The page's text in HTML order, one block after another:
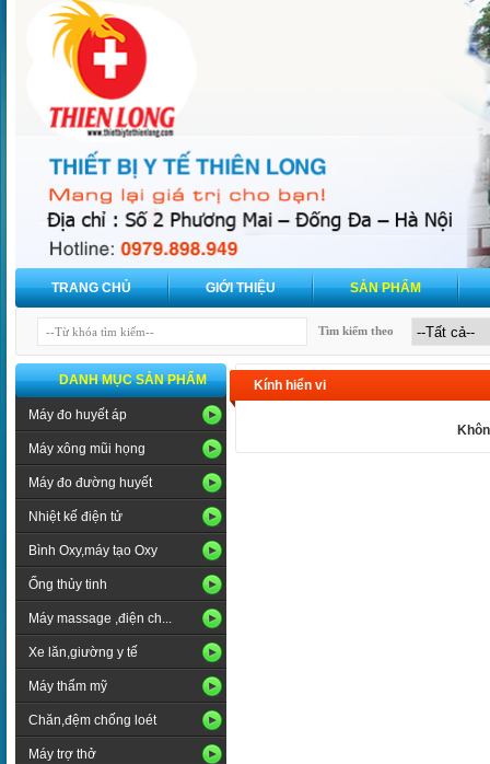
TRANG CHỦ GIỚI THIỆU SẢN PHẨM
Tìm kiếm theo
DANH MỤC SẢN PHẨM
Máy đo huyết áp
Máy xông mũi họng
Máy đo đường huyết
Nhiệt kế điện tử
Bình Oxy,máy tạo Oxy
Ống thủy tinh
Máy massage ,điện ch...
Xe lăn,giường y tế
Máy thẩm mỹ
Chăn,đệm chống loét
Máy trợ thở
Kính hiển vi